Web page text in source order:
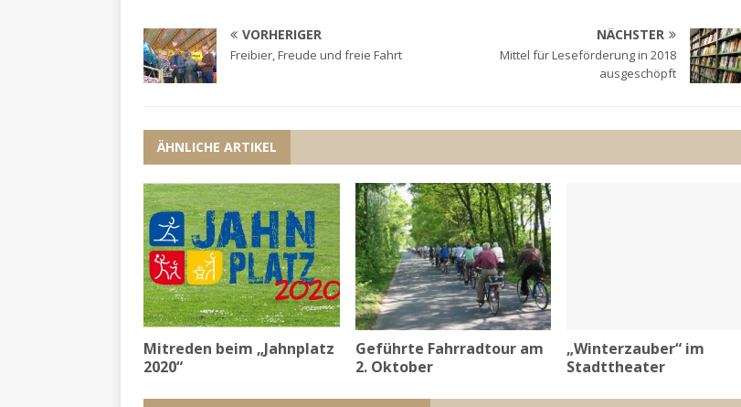
VORHERIGER
Freibier, Freude und freie Fahrt
NÄCHSTER
Mittel für Leseförderung in 2018
ausgeschöpft
ÄHNLICHE ARTIKEL
Mitreden beim „Jahnplatz
2020“
Geführte Fahrradtour am
2. Oktober
„Winterzauber“ im
Stadttheater